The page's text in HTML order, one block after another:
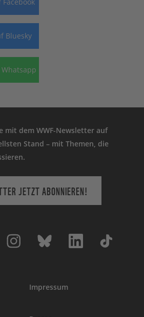
Bluesky
mit dem WWF-Newsletter auf
Stand – mit Themen, die
JETZT ABONNIEREN!
Impressum